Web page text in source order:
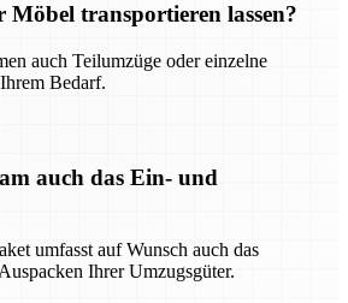
transportieren lassen?
auch Teilumzüge oder einzelne
Bedarf.
auch das Ein- und
umfasst auf Wunsch auch das
Ihrer Umzugsgüter.